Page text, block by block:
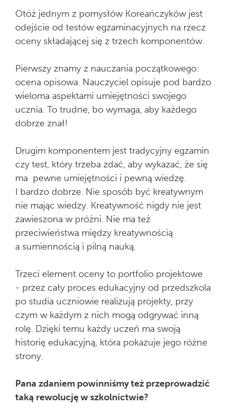
Otóż jednym z pomysłów Koreańczyków jest
odejście od testów egzaminacyjnych na rzecz
oceny składającej się z trzech komponentów.
Pierwszy znamy z nauczania początkowego:
ocena opisowa. Nauczyciel opisuje pod bardzo
wieloma aspektami umiejętności swojego
ucznia. To trudne, bo wymaga, aby każdego
dobrze znał!
Drugim komponentem jest tradycyjny egzamin
czy test, który trzeba zdać, aby wykazać, że się
ma pewne umiejętności i pewną wiedzę.
I bardzo dobrze. Nie sposób być kreatywnym
nie mając wiedzy. Kreatywność nigdy nie jest
zawieszona w próżni. Nie ma też
przeciwieństwa między kreatywnością
a sumiennością i pilną nauką.
Trzeci element oceny to portfolio projektowe
- przez cały proces edukacyjny od przedszkola
po studia uczniowie realizują projekty, przy
czym w każdym z nich mogą odgrywać inną
rolę. Dzięki temu każdy uczeń ma swoją
historię edukacyjną, która pokazuje jego różne
strony.
Pana zdaniem powinniśmy też przeprowadzić
taką rewolucję w szkolnictwie?